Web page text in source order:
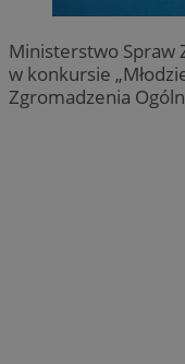
Ministerstwo Spraw
w konkursie
Zgromadzenia